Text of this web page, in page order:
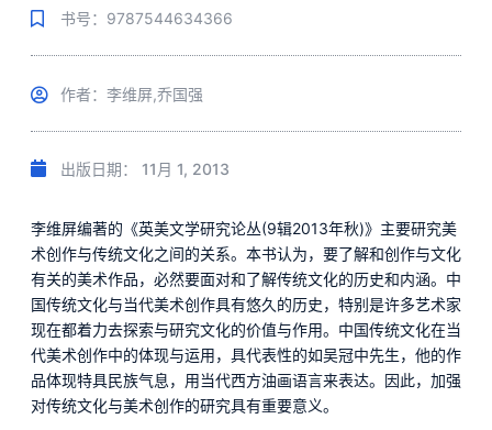
书号：9787544634366
作者：李维屏,乔国强
出版日期： 11月 1, 2013
李维屏编著的《英美文学研究论丛(9辑2013年秋)》主要研究美
术创作与传统文化之间的关系。本书认为，要了解和创作与文化
有关的美术作品，必然要面对和了解传统文化的历史和内涵。中
国传统文化与当代美术创作具有悠久的历史，特别是许多艺术家
现在都着力去探索与研究文化的价值与作用。中国传统文化在当
代美术创作中的体现与运用，具代表性的如吴冠中先生，他的作
品体现特具民族气息，用当代西方油画语言来表达。因此，加强
对传统文化与美术创作的研究具有重要意义。